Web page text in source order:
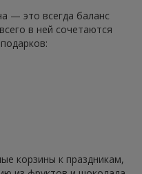
— это всегда баланс
в ней сочетаются
корзины к праздникам,